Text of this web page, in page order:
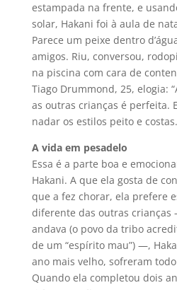
estampada na frente, e
solar, Hakani foi à aula de
Parece um peixe dentro
amigos. Riu, conversou,
na piscina com cara de
Tiago Drummond, 25, elogia:
as outras crianças é perfeita.
nadar os estilos peito e
A vida em pesadelo
Essa é a parte boa e
Hakani. A que ela gosta de
que a fez chorar, ela prefere
diferente das outras crianças
andava (o povo da tribo
de um “espírito mau”) —,
ano mais velho, sofreram
Quando ela completou dois